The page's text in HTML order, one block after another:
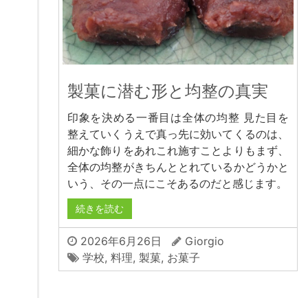
製菓に潜む形と均整の真実
印象を決める一番目は全体の均整 見た目を
整えていくうえで真っ先に効いてくるのは、
細かな飾りをあれこれ施すことよりもまず、
全体の均整がきちんととれているかどうかと
いう、その一点にこそあるのだと感じます。
続きを読む
2026年6月26日
Giorgio
学校, 料理, 製菓, お菓子